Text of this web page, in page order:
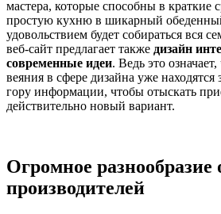
мастера, которые способны в краткие
простую кухню в шикарный
удовольствием будет собираться вся
веб-сайт предлагает также дизайн
современные идеи. Ведь это
веяния в сфере дизайна уже находятся
гору информации, чтобы отыскать
действительно новый вариант.
Огромное
производителей